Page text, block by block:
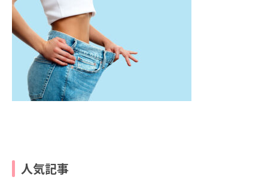
人気記事